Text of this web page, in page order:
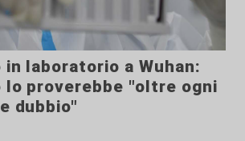
in laboratorio a Wuhan:
lo proverebbe "oltre ogni
dubbio"